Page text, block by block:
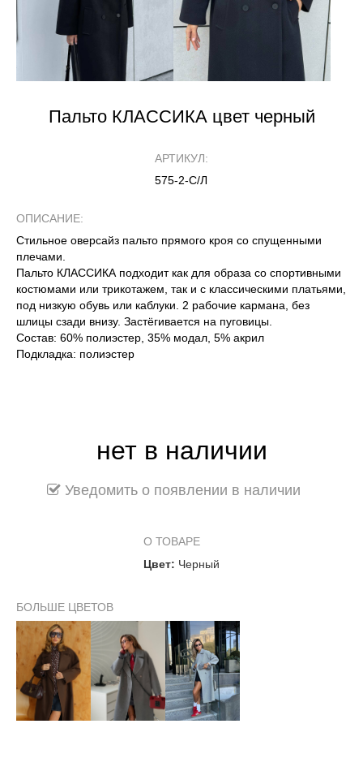
Пальто КЛАССИКА цвет черный
АРТИКУЛ:
575-2-С/Л
ОПИСАНИЕ:
Стильное оверсайз пальто прямого кроя со спущенными
плечами.
Пальто КЛАССИКА подходит как для образа со спортивными
костюмами или трикотажем, так и с классическими платьями,
под низкую обувь или каблуки. 2 рабочие кармана, без
шлицы сзади внизу. Застёгивается на пуговицы.
Состав: 60% полиэстер, 35% модал, 5% акрил
Подкладка: полиэстер
нет в наличии
Уведомить о появлении в наличии
О ТОВАРЕ
Цвет: Черный
БОЛЬШЕ ЦВЕТОВ